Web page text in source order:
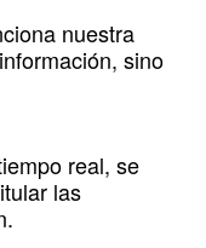
nuestra
sino
real, se
las